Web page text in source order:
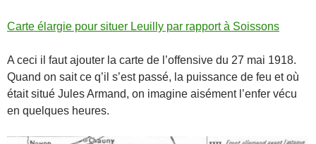
Carte élargie pour situer Leuilly par rapport à Soissons
A ceci il faut ajouter la carte de l’offensive du 27 mai 1918.
Quand on sait ce q’il s’est passé, la puissance de feu et où
était situé Jules Armand, on imagine aisément l’enfer vécu
en quelques heures.